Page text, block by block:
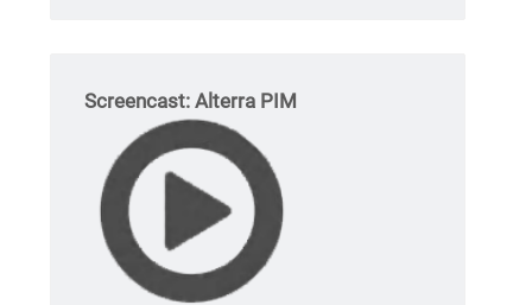
Screencast: Alterra PIM